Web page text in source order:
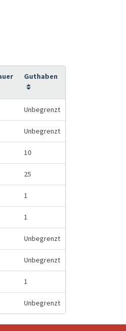
Guthaben
Unbegrenzt
Unbegrenzt
10
25
1
1
Unbegrenzt
Unbegrenzt
1
Unbegrenzt